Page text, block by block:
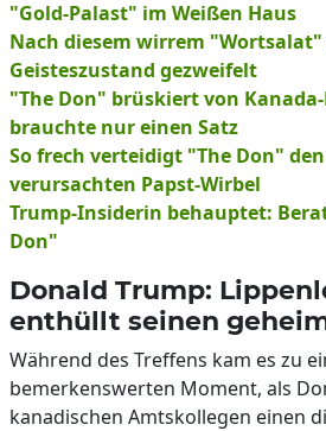
"Gold-Palast" im Weißen Haus
Nach diesem wirrem
Geisteszustand gezweifelt
"The Don" brüskiert von
brauchte nur einen Satz
So frech verteidigt "The Don"
verursachten Papst-Wirbel
Trump-Insiderin behauptet:
Don"
Donald Trump:
enthüllt seinen
Während des Treffens kam es zu
bemerkenswerten Moment, als
kanadischen Amtskollegen einen